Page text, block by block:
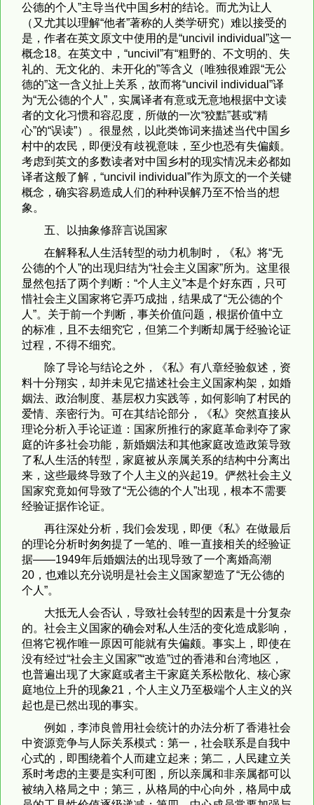
公德的个人”主导当代中国乡村的结论。而尤为让人
（又尤其以理解“他者”著称的人类学研究）难以接受的
是，作者在英文原文中使用的是“uncivil individual”这一
概念18。在英文中，“uncivil”有“粗野的、不文明的、失
礼的、无文化的、未开化的”等含义（唯独很难跟“无公
德的”这一含义扯上关系，故而将“uncivil individual”译
为“无公德的个人”，实属译者有意或无意地根据中文读
者的文化习惯和容忍度，所做的一次“狡黠”甚或“精
心”的“误读”）。很显然，以此类饰词来描述当代中国乡
村中的农民，即便没有歧视意味，至少也恐有失偏颇。
考虑到英文的多数读者对中国乡村的现实情况未必都如
译者这般了解，“uncivil individual”作为原文的一个关键
概念，确实容易造成人们的种种误解乃至不恰当的想
象。
五、以抽象修辞言说国家
在解释私人生活转型的动力机制时，《私》将“无
公德的个人”的出现归结为“社会主义国家”所为。这里很
显然包括了两个判断：“个人主义”本是个好东西，只可
惜社会主义国家将它弄巧成拙，结果成了“无公德的个
人”。关于前一个判断，事关价值问题，根据价值中立
的标准，且不去细究它，但第二个判断却属于经验论证
过程，不得不细究。
除了导论与结论之外，《私》有八章经验叙述，资
料十分翔实，却并未见它描述社会主义国家构架，如婚
姻法、政治制度、基层权力实践等，如何影响了村民的
爱情、亲密行为。可在其结论部分，《私》突然直接从
理论分析入手论证道：国家所推行的家庭革命剥夺了家
庭的许多社会功能，新婚姻法和其他家庭改造政策导致
了私人生活的转型，家庭被从亲属关系的结构中分离出
来，这些最终导致了个人主义的兴起19。俨然社会主义
国家究竟如何导致了“无公德的个人”出现，根本不需要
经验证据作论证。
再往深处分析，我们会发现，即便《私》在做最后
的理论分析时匆匆提了一笔的、唯一直接相关的经验证
据——1949年后婚姻法的出现导致了一个离婚高潮
20，也难以充分说明是社会主义国家塑造了“无公德的
个人”。
大抵无人会否认，导致社会转型的因素是十分复杂
的。社会主义国家的确会对私人生活的变化造成影响，
但将它视作唯一原因可能就有失偏颇。事实上，即使在
没有经过“社会主义国家”“改造”过的香港和台湾地区，
也普遍出现了大家庭或者主干家庭关系松散化、核心家
庭地位上升的现象21，个人主义乃至极端个人主义的兴
起也是已然出现的事实。
例如，李沛良曾用社会统计的办法分析了香港社会
中资源竞争与人际关系模式：第一，社会联系是自我中
心式的，即围绕着个人而建立起来；第二，人民建立关
系时考虑的主要是实利可图，所以亲属和非亲属都可以
被纳入格局之中；第三，从格局的中心向外，格局中成